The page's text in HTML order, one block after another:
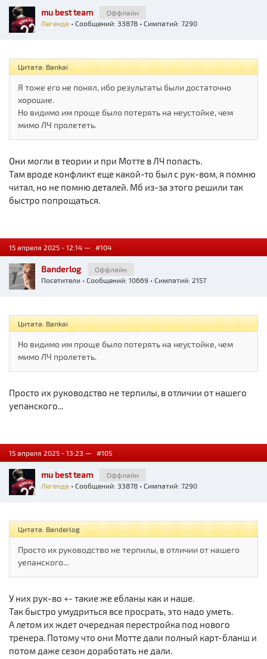
mu best team
Оффлайн
Легенда • Сообщений: 33878 • Симпатий: 7290
Цитата: Bankai
Я тоже его не понял, ибо результаты были достаточно
хорошие.
Но видимо им проще было потерять на неустойке, чем
мимо ЛЧ пролететь.
Они могли в теории и при Мотте в ЛЧ попасть.
Там вроде конфликт еще какой-то был с рук-вом, я помню
читал, но не помню деталей. Мб из-за этого решили так
быстро попрощаться.
15 апреля 2025 - 12:14 — #104
Banderlog
Оффлайн
Посетители • Сообщений: 10669 • Симпатий: 2157
Цитата: Bankai
Но видимо им проще было потерять на неустойке, чем
мимо ЛЧ пролететь.
Просто их руководство не терпилы, в отличии от нашего
уепанского...
15 апреля 2025 - 13:23 — #105
mu best team
Оффлайн
Легенда • Сообщений: 33878 • Симпатий: 7290
Цитата: Banderlog
Просто их руководство не терпилы, в отличии от нашего
уепанского...
У них рук-во +- такие же ебланы как и наше.
Так быстро умудриться все просрать, это надо уметь.
А летом их ждет очередная перестройка под нового
тренера. Потому что они Мотте дали полный карт-бланш и
потом даже сезон доработать не дали.